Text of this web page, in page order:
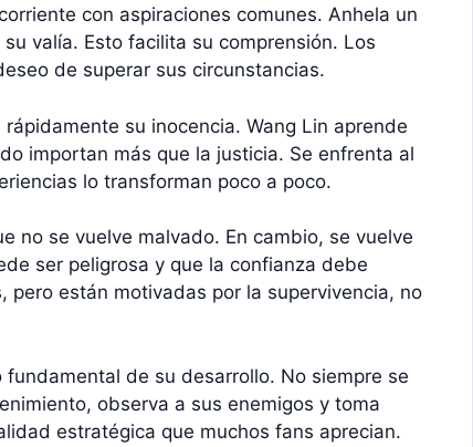
con aspiraciones comunes. Anhela un
valía. Esto facilita su comprensión. Los
de superar sus circunstancias.
su inocencia. Wang Lin aprende
importan más que la justicia. Se enfrenta al
lo transforman poco a poco.
no se vuelve malvado. En cambio, se vuelve
ser peligrosa y que la confianza debe
pero están motivadas por la supervivencia, no
de su desarrollo. No siempre se
observa a sus enemigos y toma
estratégica que muchos fans aprecian.